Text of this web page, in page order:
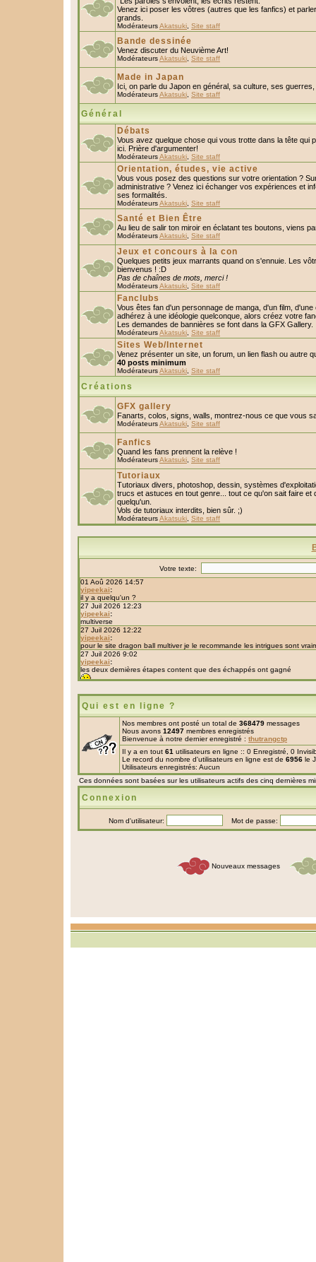
Venez ici poser les vôtres (autres que les fanfics) et
grands.
ModérateursAkatsuki Site staff
Bande dessinée
Venez discuter du Neuvième Art!
ModérateursAkatsuki Site staff
Made in Japan
Ici, on parle du Japon en général, sa culture, ses
ModérateursAkatsuki Site staff
Général
Débats
Vous avez quelque chose qui vous trotte dans la tête qui
ici. Prière d'argumenter!
ModérateursAkatsuki Site staff
Orientation, études, vie active
Vous vous posez des questions sur votre orientation ?
administrative ? Venez ici échanger vos expériences et
ses formalités.
ModérateursAkatsuki Site staff
Santé et Bien Être
Au lieu de salir ton miroir en éclatant tes boutons, viens
ModérateursAkatsuki Site staff
Jeux et concours à la con
Quelques petits jeux marrants quand on s'ennuie. Les
bienvenus ! :D
Pas de chaînes de mots, merci !
ModérateursAkatsuki Site staff
Fanclubs
Vous êtes fan d'un personnage de manga, d'un film,
adhérez à une idéologie quelconque, alors créez votre
Les demandes de bannières se font dans la GFX Gallery.
ModérateursAkatsuki Site staff
Sites Web/Internet
Venez présenter un site, un forum, un lien flash ou autre
40 posts minimum
ModérateursAkatsuki Site staff
Créations
GFX gallery
Fanarts, colos, signs, walls, montrez-nous ce que vous
ModérateursAkatsuki Site staff
Fanfics
Quand les fans prennent la relève !
ModérateursAkatsuki Site staff
Tutoriaux
Tutoriaux divers, photoshop, dessin, systèmes
trucs et astuces en tout genre... tout ce qu'on sait faire et
quelqu'un.
Vols de tutoriaux interdits, bien sûr. ;)
ModérateursAkatsuki Site staff
Qui est en ligne ?
Nos membres ont posté un total de 368479 messages
Nous avons 12497 membres enregistrés
Bienvenue à notre dernier enregistré : thutrangctp
Il y a en tout 61 utilisateurs en ligne :: 0 Enregistré, 0
Le record du nombre d'utilisateurs en ligne est de 6956 le
Utilisateurs enregistrés: Aucun
Ces données sont basées sur les utilisateurs actifs des cinq dernières
Connexion
Nom d'utilisateur: Mot de passe:
Nouveaux messages